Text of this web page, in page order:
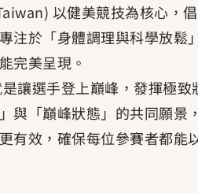
以健美競技為核心，
注於「身體調理與科學放鬆
完美呈現。
讓選手登上巔峰，發揮極致
與「巔峰狀態」的共同願景，
有效，確保每位參賽者都能